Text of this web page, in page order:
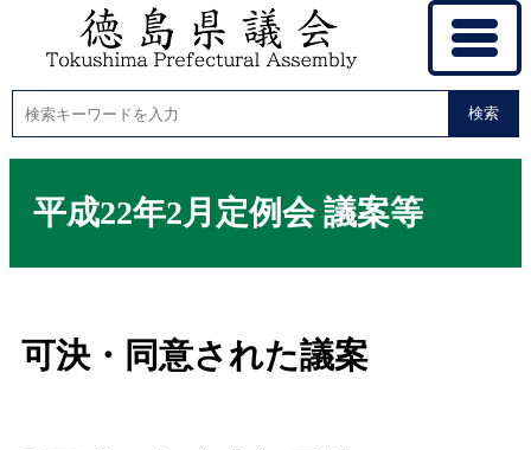
検索
平成22年2月定例会 議案等
可決・同意された議案